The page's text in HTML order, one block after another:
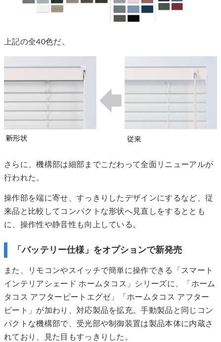
上記の全40色だ。
さらに、機構部は細部までこだわって全面リニューアルが
行われた。
操作部を端に寄せ、すっきりしたデザインにするなど、従
来品と比較してコンパクトな形状へ見直しをするととも
に、操作性や静音性も向上している。
「バッテリー仕様」をオプションで新発売
また、リモコンやスイッチで簡単に操作できる「スマート
インテリアシェード ホームタコス」シリーズに、「ホーム
タコス アフタービートエグゼ」「ホームタコス アフター
ビート」が加わり、対応製品を拡充。手動製品と同じコン
パクトな機構部で、受光部や制御装置は製品本体に内蔵さ
れており、見た目もすっきりした。